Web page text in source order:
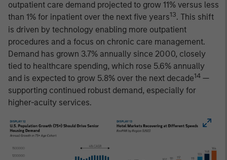
outpatient care demand projected to grow 11% versus less
than 1% for inpatient over the next five years13. This shift
is driven by technology enabling more outpatient
procedures and a focus on chronic care management.
Demand has grown 3.7% annually since 2000, closely
tied to healthcare spending, which rose 5.6% annually
and is expected to grow 5.8% over the next decade14 —
supporting continued robust demand, especially for
higher-acuity services.